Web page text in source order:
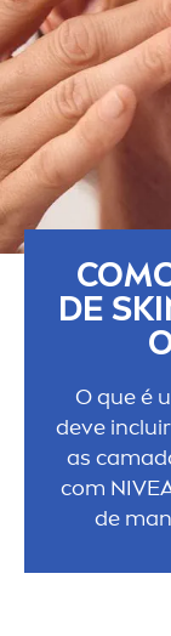
DE
O que é
deve
as
com
de